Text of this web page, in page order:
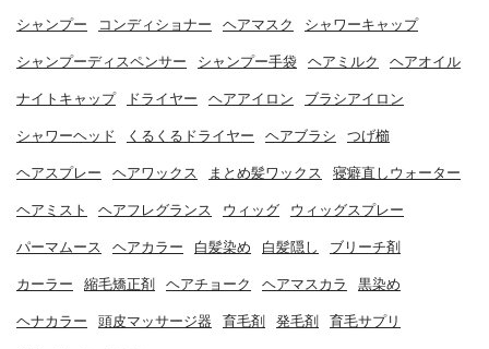
シャンプー コンディショナー ヘアマスク シャワーキャップ
シャンプーディスペンサー シャンプー手袋 ヘアミルク ヘアオイル
ナイトキャップ ドライヤー ヘアアイロン ブラシアイロン
シャワーヘッド くるくるドライヤー ヘアブラシ つげ櫛
ヘアスプレー ヘアワックス まとめ髪ワックス 寝癖直しウォーター
ヘアミスト ヘアフレグランス ウィッグ ウィッグスプレー
パーマムース ヘアカラー 白髪染め 白髪隠し ブリーチ剤
カーラー 縮毛矯正剤 ヘアチョーク ヘアマスカラ 黒染め
ヘナカラー 頭皮マッサージ器 育毛剤 発毛剤 育毛サプリ